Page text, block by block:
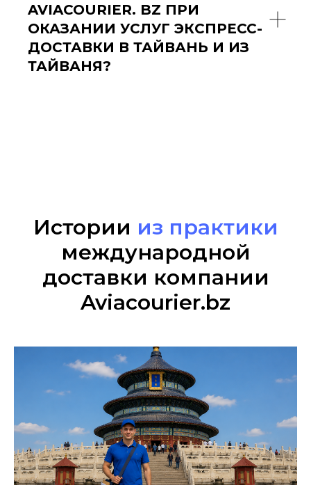
AVIACOURIER. BZ ПРИ
ОКАЗАНИИ УСЛУГ ЭКСПРЕСС-
ДОСТАВКИ В ТАЙВАНЬ И ИЗ
ТАЙВАНЯ?
Истории из практики
международной
доставки компании
Aviacourier.bz